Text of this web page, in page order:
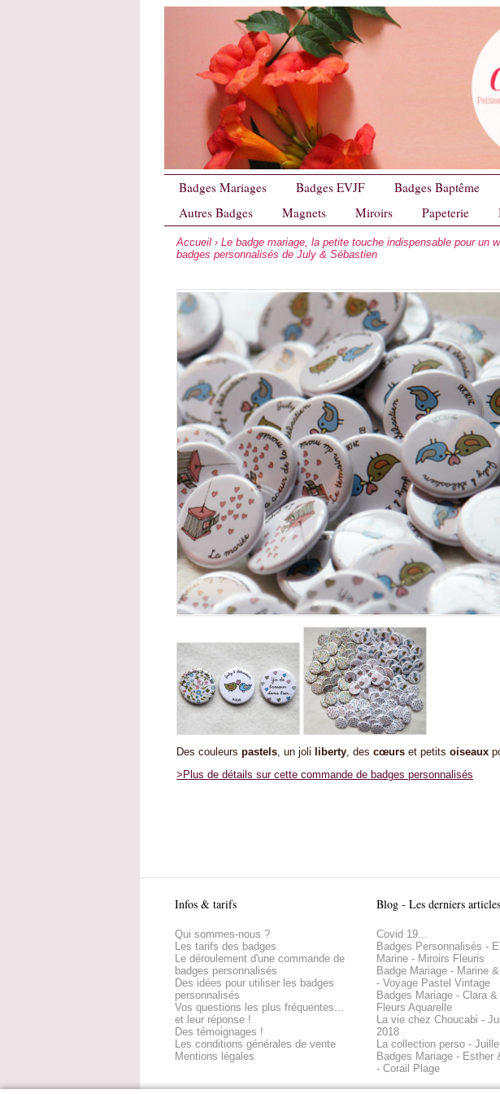
Badges Mariages Badges EVJF Badges Baptême
Autres Badges
Magnets Miroirs Papeterie
Accueil › Le badge mariage, la petite touche indispensable pour un
badges personnalisés de July & Sébastien
Des couleurs pastels , un joli liberty , des cœurs et petits oiseaux
>Plus de détails sur cette commande de badges personnalisés
Infos & tarifs
Qui sommes-nous ?
Les tarifs des badges
Le déroulement d'une commande de
badges personnalisés
Des idées pour utiliser les badges
personnalisés
Vos questions les plus fréquentes...
et leur réponse !
Des témoignages !
Les conditions générales de vente
Mentions légales
Blog - Les derniers articles
Covid 19...
Badges Personnalisés -
Marine - Miroirs Fleuris
Badge Mariage - Marine
- Voyage Pastel Vintage
Badges Mariage - Clara &
Fleurs Aquarelle
La vie chez Choucabi -
2018
La collection perso -
Badges Mariage - Esther
- Corail Plage